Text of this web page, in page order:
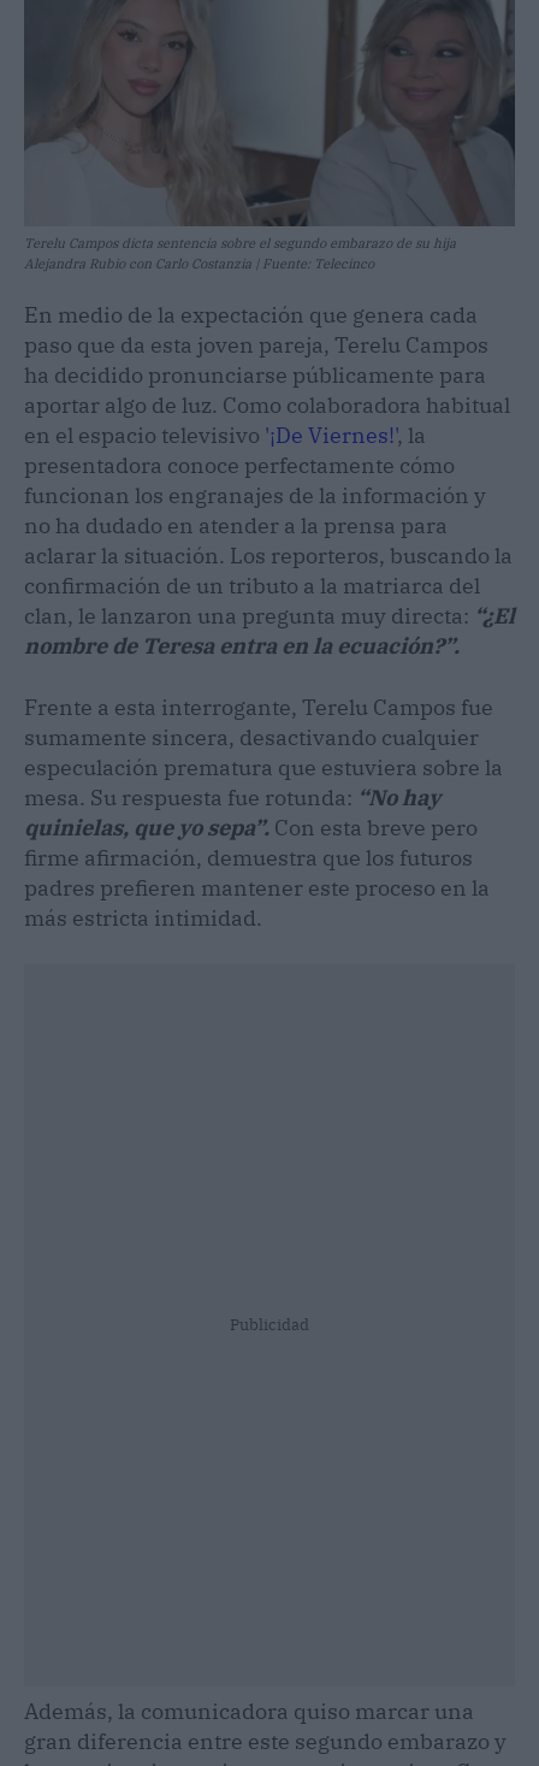
Terelu Campos dicta sentencia sobre el segundo embarazo de su hija
Alejandra Rubio con Carlo Costanzia | Fuente: Telecinco
En medio de la expectación que genera cada
paso que da esta joven pareja, Terelu Campos
ha decidido pronunciarse públicamente para
aportar algo de luz. Como colaboradora habitual
en el espacio televisivo '¡De Viernes!', la
presentadora conoce perfectamente cómo
funcionan los engranajes de la información y
no ha dudado en atender a la prensa para
aclarar la situación. Los reporteros, buscando la
confirmación de un tributo a la matriarca del
clan, le lanzaron una pregunta muy directa: “¿El
nombre de Teresa entra en la ecuación?”.
Frente a esta interrogante, Terelu Campos fue
sumamente sincera, desactivando cualquier
especulación prematura que estuviera sobre la
mesa. Su respuesta fue rotunda: “No hay
quinielas, que yo sepa”. Con esta breve pero
firme afirmación, demuestra que los futuros
padres prefieren mantener este proceso en la
más estricta intimidad.
Publicidad
Además, la comunicadora quiso marcar una
gran diferencia entre este segundo embarazo y